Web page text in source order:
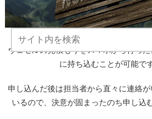
ヴェゼルの見積もりをスマホから行っ
に持ち込むことが可能で
申し込んだ後は担当者から直々に連絡
いるので、決意が固まったのち申し込